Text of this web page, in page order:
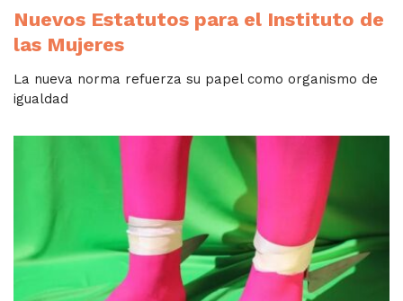
Nuevos Estatutos para el Instituto de
las Mujeres
La nueva norma refuerza su papel como organismo de
igualdad